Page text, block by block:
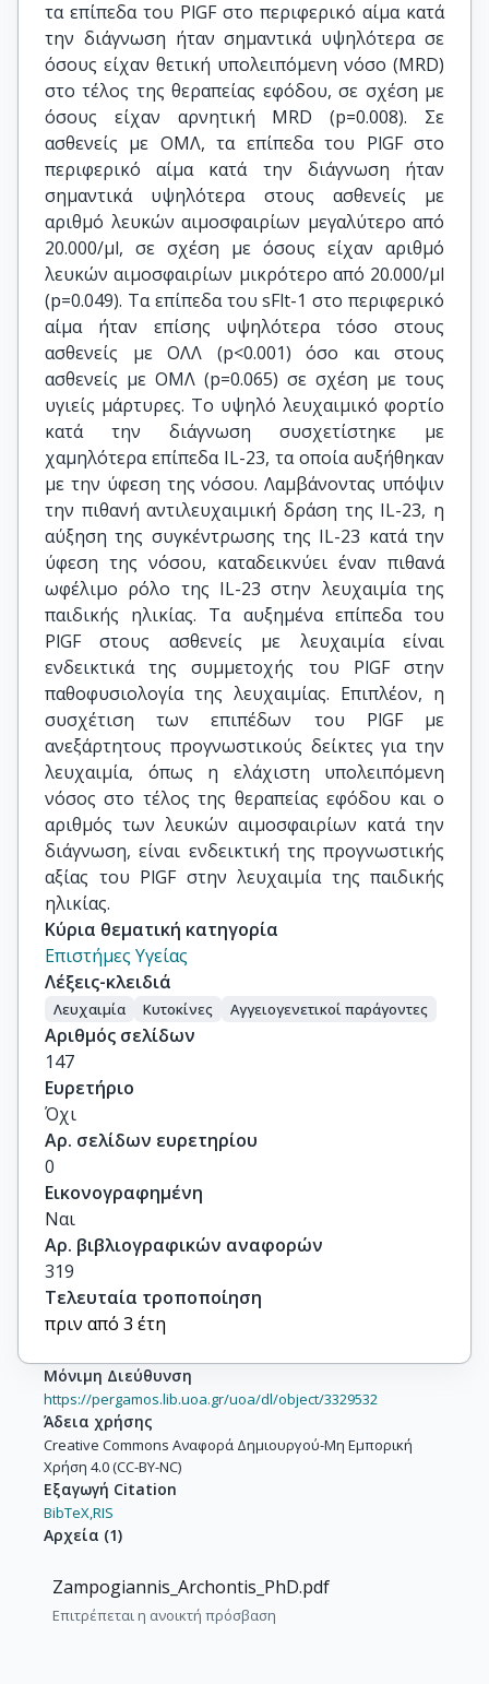
τα επίπεδα του PlGF στο περιφερικό αίμα κατά
την διάγνωση ήταν σημαντικά υψηλότερα σε
όσους είχαν θετική υπολειπόμενη νόσο (MRD)
στο τέλος της θεραπείας εφόδου, σε σχέση με
όσους είχαν αρνητική MRD (p=0.008). Σε
ασθενείς με ΟΜΛ, τα επίπεδα του PlGF στο
περιφερικό αίμα κατά την διάγνωση ήταν
σημαντικά υψηλότερα στους ασθενείς με
αριθμό λευκών αιμοσφαιρίων μεγαλύτερο από
20.000/μl, σε σχέση με όσους είχαν αριθμό
λευκών αιμοσφαιρίων μικρότερο από 20.000/μl
(p=0.049). Τα επίπεδα του sFlt-1 στο περιφερικό
αίμα ήταν επίσης υψηλότερα τόσο στους
ασθενείς με ΟΛΛ (p<0.001) όσο και στους
ασθενείς με ΟΜΛ (p=0.065) σε σχέση με τους
υγιείς μάρτυρες. Το υψηλό λευχαιμικό φορτίο
κατά την διάγνωση συσχετίστηκε με
χαμηλότερα επίπεδα IL-23, τα οποία αυξήθηκαν
με την ύφεση της νόσου. Λαμβάνοντας υπόψιν
την πιθανή αντιλευχαιμική δράση της IL-23, η
αύξηση της συγκέντρωσης της IL-23 κατά την
ύφεση της νόσου, καταδεικνύει έναν πιθανά
ωφέλιμο ρόλο της IL-23 στην λευχαιμία της
παιδικής ηλικίας. Τα αυξημένα επίπεδα του
PlGF στους ασθενείς με λευχαιμία είναι
ενδεικτικά της συμμετοχής του PlGF στην
παθοφυσιολογία της λευχαιμίας. Επιπλέον, η
συσχέτιση των επιπέδων του PlGF με
ανεξάρτητους προγνωστικούς δείκτες για την
λευχαιμία, όπως η ελάχιστη υπολειπόμενη
νόσος στο τέλος της θεραπείας εφόδου και ο
αριθμός των λευκών αιμοσφαιρίων κατά την
διάγνωση, είναι ενδεικτική της προγνωστικής
αξίας του PlGF στην λευχαιμία της παιδικής
ηλικίας.
Κύρια θεματική κατηγορία
Επιστήμες Υγείας
Λέξεις-κλειδιά
Λευχαιμία Κυτοκίνες Αγγειογενετικοί παράγοντες
Αριθμός σελίδων
147
Ευρετήριο
Όχι
Αρ. σελίδων ευρετηρίου
0
Εικονογραφημένη
Ναι
Αρ. βιβλιογραφικών αναφορών
319
Τελευταία τροποποίηση
πριν από 3 έτη
Μόνιμη Διεύθυνση
https://pergamos.lib.uoa.gr/uoa/dl/object/3329532
Άδεια χρήσης
Creative Commons Αναφορά Δημιουργού-Μη Εμπορική
Χρήση 4.0 (CC-BY-NC)
Εξαγωγή Citation
BibTeX,RIS
Αρχεία (1)
Zampogiannis_Archontis_PhD.pdf
Επιτρέπεται η ανοικτή πρόσβαση